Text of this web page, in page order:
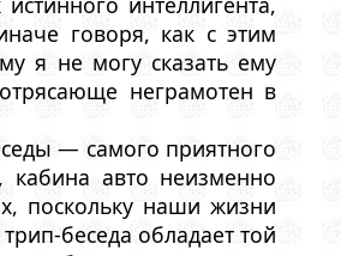
говоря, как с этим
я не могу сказать ему
неграмотен в
— самого приятного
авто неизменно
поскольку наши жизни
беседа обладает той